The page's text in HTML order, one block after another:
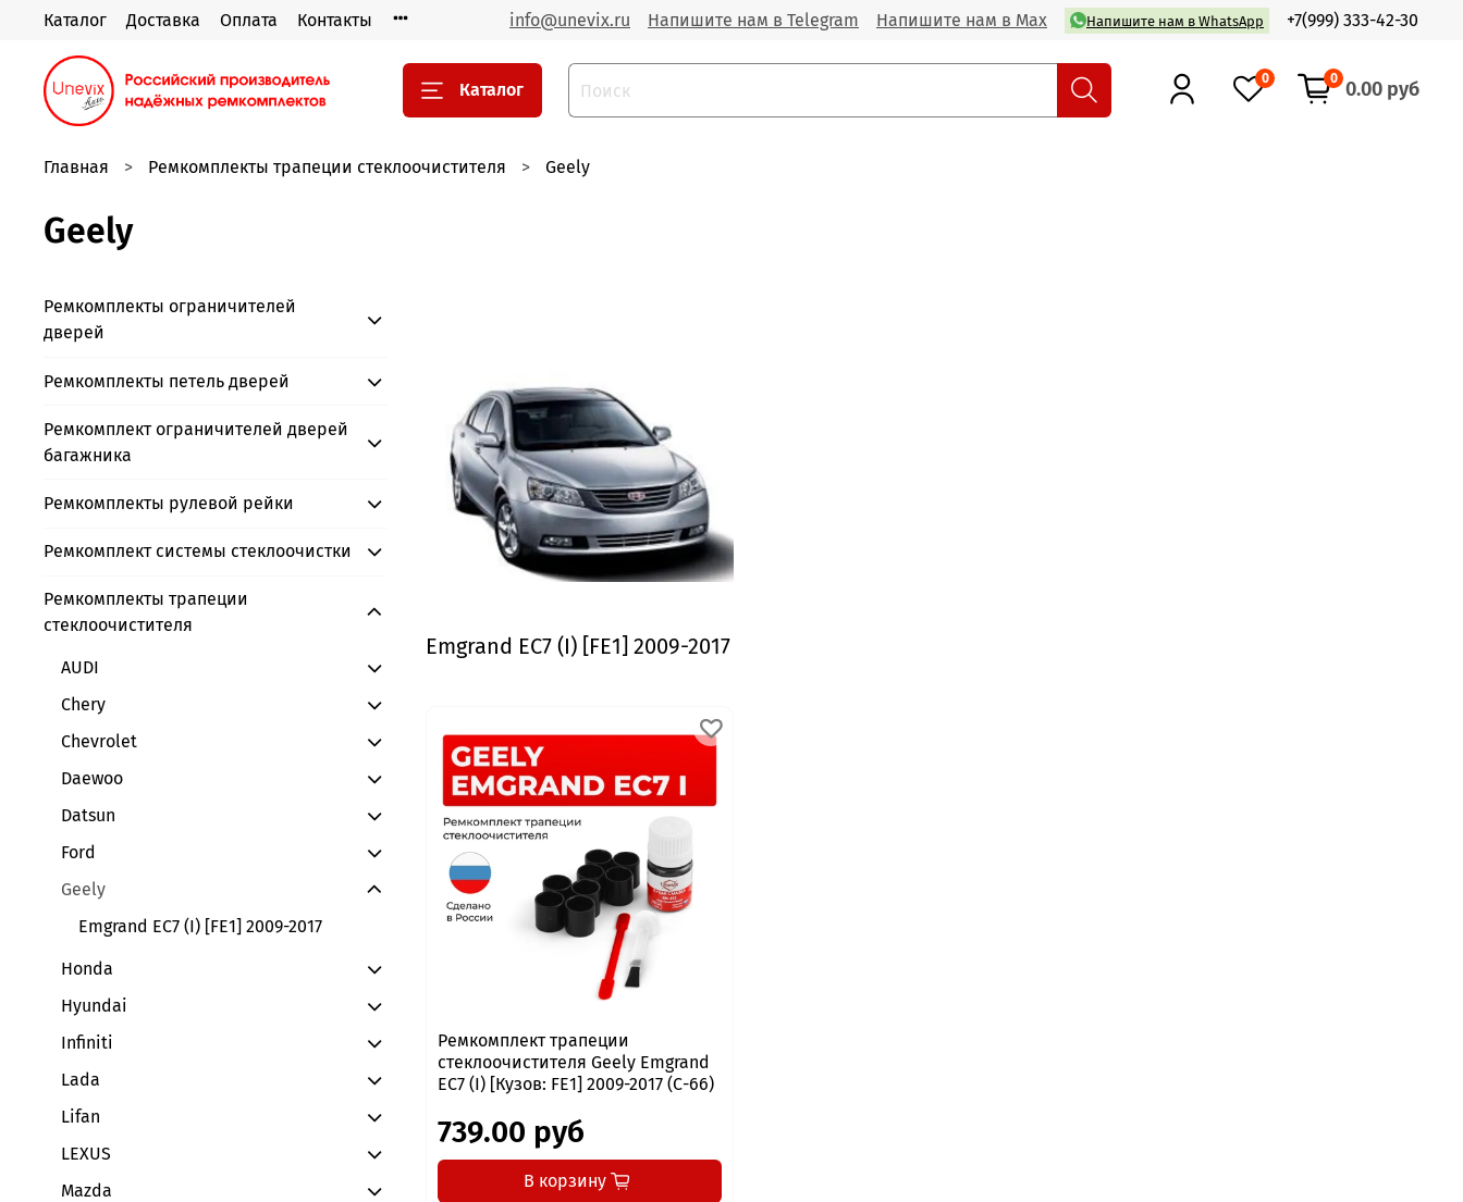
Каталог Доставка Оплата Контакты info@unevix.ru Напишите нам в Telegram Напишите нам в Max Напишите нам в WhatsApp +7(999) 333-42-30
Каталог
0 0 0.00 руб
Главная Ремкомплекты трапеции стеклоочистителя Geely
Geely
Emgrand EC7 (I) [FE1] 2009-2017
Ремкомплект трапеции
стеклоочистителя Geely Emgrand
EC7 (I) [Кузов: FE1] 2009-2017 (С-66)
739.00 руб
В корзину
Ремкомплекты ограничителей
дверей
Ремкомплекты петель дверей
Ремкомплект ограничителей дверей
багажника
Ремкомплекты рулевой рейки
Ремкомплект системы стеклоочистки
Ремкомплекты трапеции
стеклоочистителя
AUDI
Chery
Chevrolet
Daewoo
Datsun
Ford
Geely
Emgrand EC7 (I) [FE1] 2009-2017
Honda
Hyundai
Infiniti
Lada
Lifan
LEXUS
Mazda